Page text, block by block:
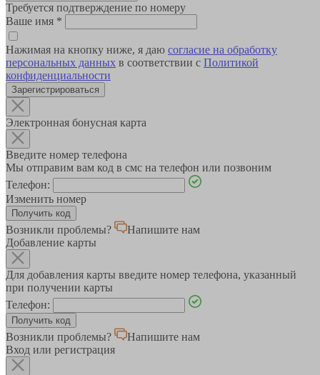
Требуется подтверждение по номеру
Ваше имя *
Нажимая на кнопку ниже, я даю согласие на обработку
персональных данных в соответствии с Политикой
конфиденциальности
Зарегистрироваться
Электронная бонусная карта
Введите номер телефона
Мы отправим вам код в смс на телефон или позвоним
Телефон:
Изменить номер
Возникли проблемы?
Напишите нам
Добавление карты
Для добавления карты введите номер телефона, указанный
при получении карты
Телефон:
Возникли проблемы?
Напишите нам
Вход или регистрация